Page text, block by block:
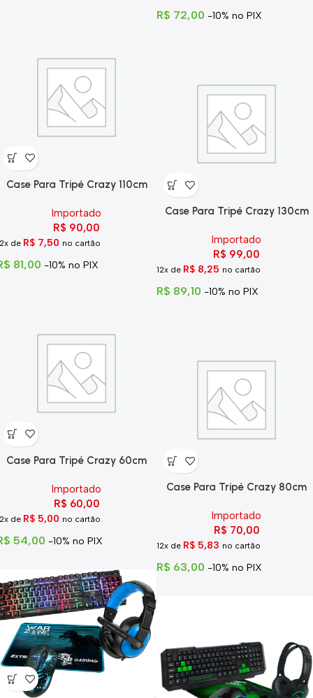
R$ 72,00 -10% no PIX
Case Para Tripé Crazy 110cm
Importado
R$ 90,00
de R$ 7,50 no cartão
81,00 -10% no PIX
Case Para Tripé Crazy 130cm
Importado
R$ 99,00
12x de R$ 8,25 no cartão
R$ 89,10 -10% no PIX
Case Para Tripé Crazy 60cm
Importado
R$ 60,00
de R$ 5,00 no cartão
54,00 -10% no PIX
Case Para Tripé Crazy 80cm
Importado
R$ 70,00
12x de R$ 5,83 no cartão
R$ 63,00 -10% no PIX